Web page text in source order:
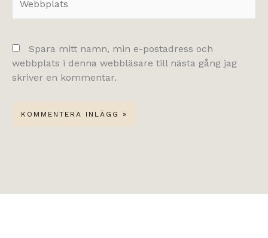
Spara mitt namn, min e-postadress och
webbplats i denna webbläsare till nästa gång jag
skriver en kommentar.